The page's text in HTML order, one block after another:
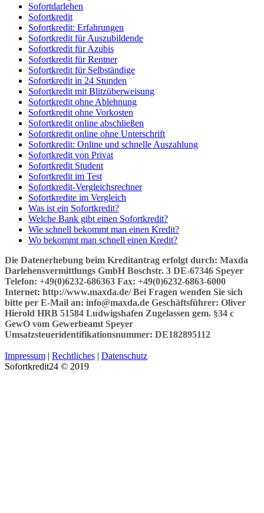
Sofortdarlehen
Sofortkredit
Sofortkredit: Erfahrungen
Sofortkredit für Auszubildende
Sofortkredit für Azubis
Sofortkredit für Rentner
Sofortkredit für Selbständige
Sofortkredit in 24 Stunden
Sofortkredit mit Blitzüberweisung
Sofortkredit ohne Ablehnung
Sofortkredit ohne Vorkosten
Sofortkredit online abschließen
Sofortkredit online ohne Unterschrift
Sofortkredit: Online und schnelle Auszahlung
Sofortkredit von Privat
Sofortkredit Student
Sofortkredit im Test
Sofortkredit-Vergleichsrechner
Sofortkredite im Vergleich
Was ist ein Sofortkredit?
Welche Bank gibt einen Sofortkredit?
Wie schnell bekommt man einen Kredit?
Wo bekommt man schnell einen Kredit?
Die Datenerhebung beim Kreditantrag erfolgt durch: Maxda
Darlehensvermittlungs GmbH Boschstr. 3 DE-67346 Speyer
Telefon: +49(0)6232-686363 Fax: +49(0)6232-6863-6000
Internet: http://www.maxda.de/ Bei Fragen wenden Sie sich
bitte per E-Mail an: info@maxda.de Geschäftsführer: Oliver
Hierold HRB 51584 Ludwigshafen Zugelassen gem. §34 c
GewO vom Gewerbeamt Speyer
Umsatzsteueridentifikationsnummer: DE182895112
Impressum | Rechtliches | Datenschutz
Sofortkredit24 © 2019